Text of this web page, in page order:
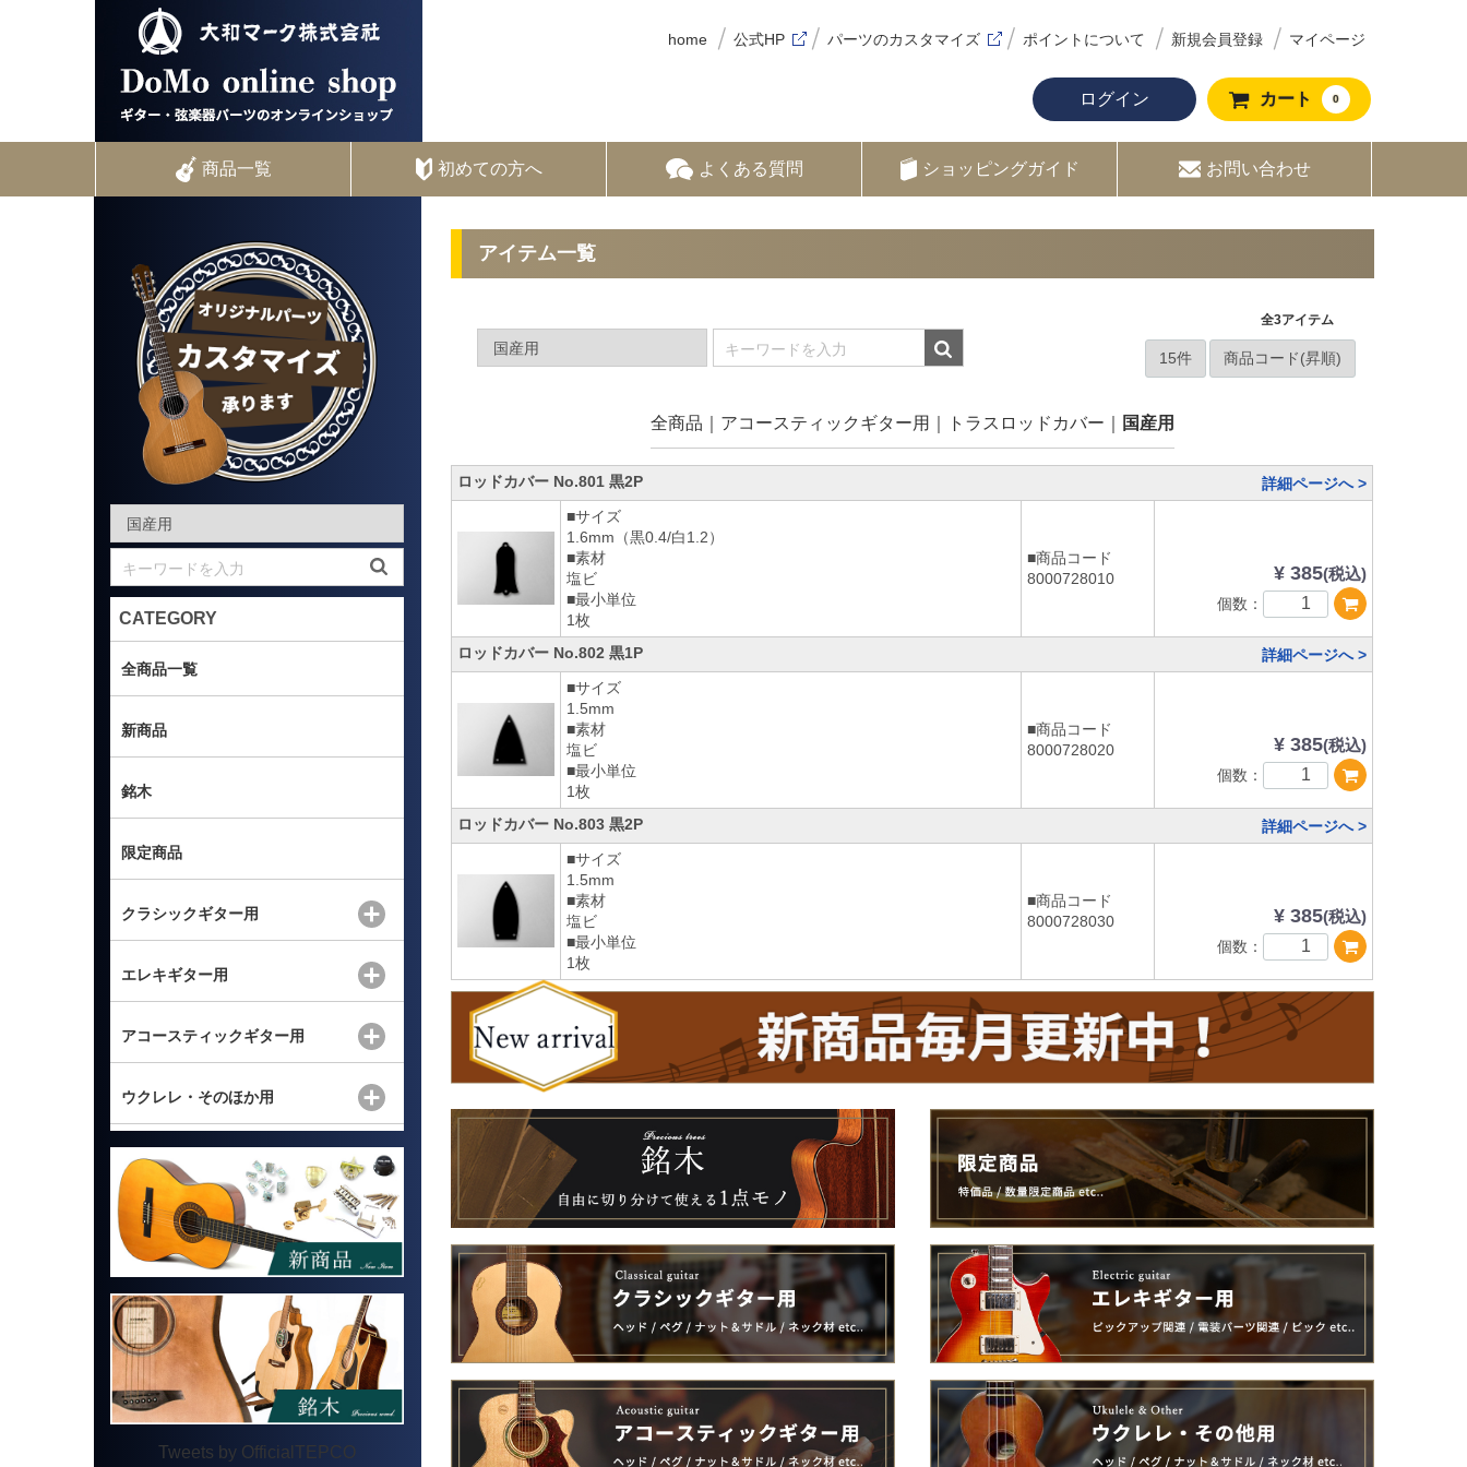
home 公式HP パーツのカスタマイズ ポイントについて 新規会員登録 マイページ
カート 0
ログイン
商品一覧 初めての方へ よくある質問 ショッピングガイド お問い合わせ
アイテム一覧
全3アイテム
全商品 アコースティックギター用 トラスロッドカバー 国産用
ロッドカバー No.801 黒2P
詳細ページへ >
■サイズ
1.6mm（黒0.4/白1.2）
■素材
塩ビ
■最小単位
1枚
■商品コード
8000728010
¥ 385(税込)
個数：
ロッドカバー No.802 黒1P
詳細ページへ >
■サイズ
1.5mm
■素材
塩ビ
■最小単位
1枚
■商品コード
8000728020
¥ 385(税込)
個数：
ロッドカバー No.803 黒2P
詳細ページへ >
■サイズ
1.5mm
■素材
塩ビ
■最小単位
1枚
■商品コード
8000728030
¥ 385(税込)
個数：
CATEGORY
全商品一覧
新商品
銘木
限定商品
クラシックギター用
エレキギター用
アコースティックギター用
ウクレレ・そのほか用
Tweets by OfficialTEPCO